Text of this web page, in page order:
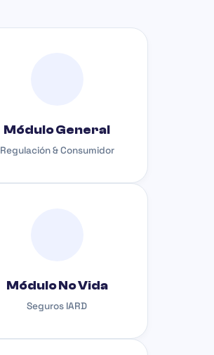
Módulo General
Regulación & Consumidor
Módulo No Vida
Seguros IARD